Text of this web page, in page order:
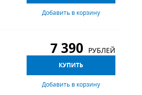
Добавить в корзину
7 390 РУБЛЕЙ
КУПИТЬ
Добавить в корзину